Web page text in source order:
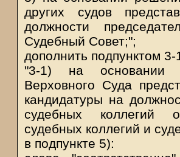
других судов
должности
Судебный Совет;";
дополнить подпунктом
"3-1) на основании
Верховного Суда
кандидатуры на
судебных коллегий
судебных коллегий и
в подпункте 5):